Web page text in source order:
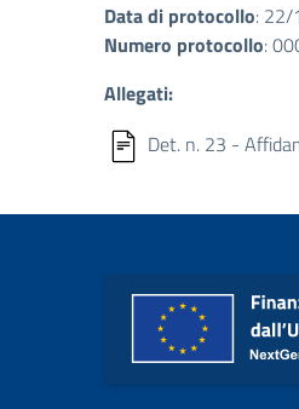
Data di protocollo:
Numero protocollo:
Allegati:
Det. n. 23 -